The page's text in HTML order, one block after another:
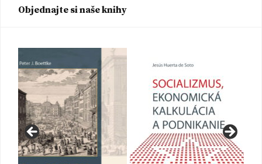
Objednajte si naše knihy